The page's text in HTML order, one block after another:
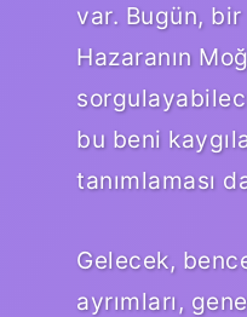
var. Bugün,
Hazaranın
bu beni
tanımlaması
Gelecek,
ayrımları,